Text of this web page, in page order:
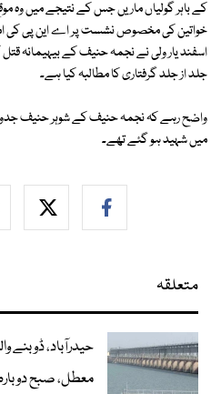
کے باہر گولیاں ماریں جس کے نتیجے میں وہ
خواتین کی مخصوص نشست پر اے این پی کی
اسفند یار ولی نے نجمہ حنیف کے بیہیمانہ
جلد از جلد گرفتاری کا مطالبہ کیا ہے۔
میں شہید ہو گئے تھے۔
متعلقہ
حیدرآباد، ڈوبنے
معطل، صبح